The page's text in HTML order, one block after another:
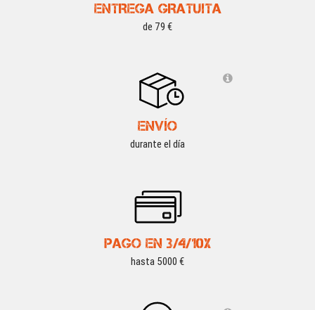
ENTREGA GRATUITA
de 79 €
ENVÍO
durante el día
PAGO EN 3/4/10X
hasta 5000 €